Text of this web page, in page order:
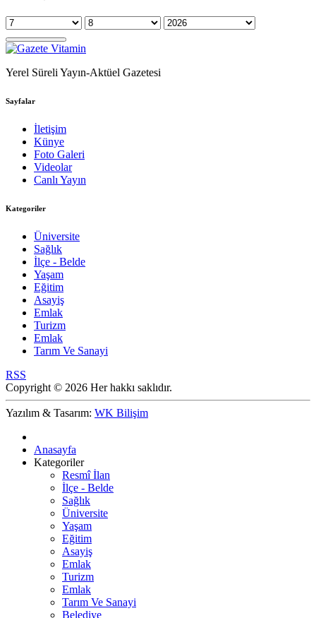
Yerel Süreli Yayın-Aktüel Gazetesi
Sayfalar
İletişim
Künye
Foto Galeri
Videolar
Canlı Yayın
Kategoriler
Üniversite
Sağlık
İlçe - Belde
Yaşam
Eğitim
Asayiş
Emlak
Turizm
Emlak
Tarım Ve Sanayi
RSS
Copyright © 2026 Her hakkı saklıdır.
Yazılım & Tasarım: WK Bilişim
Anasayfa
Kategoriler
Resmî İlan
İlçe - Belde
Sağlık
Üniversite
Yaşam
Eğitim
Asayiş
Emlak
Turizm
Emlak
Tarım Ve Sanayi
Belediye